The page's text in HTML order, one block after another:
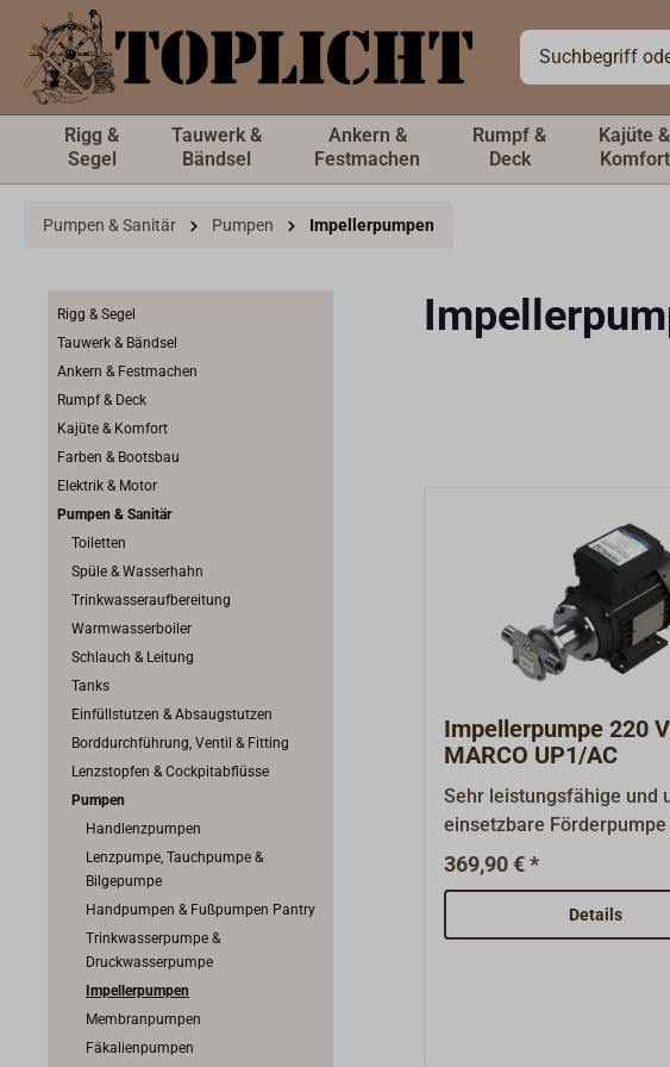
springen
Rigg &
Segel
Tauwerk &
Bändsel
Ankern &
Festmachen
Rumpf &
Deck
Kajüte &
Komfort
Pumpen & Sanitär Pumpen Impellerpumpen
Rigg & Segel
Tauwerk & Bändsel
Ankern & Festmachen
Rumpf & Deck
Kajüte & Komfort
Farben & Bootsbau
Elektrik & Motor
Pumpen & Sanitär
Toiletten
Spüle & Wasserhahn
Trinkwasseraufbereitung
Warmwasserboiler
Schlauch & Leitung
Tanks
Einfüllstutzen & Absaugstutzen
Borddurchführung, Ventil & Fitting
Lenzstopfen & Cockpitabflüsse
Pumpen
Handlenzpumpen
Lenzpumpe, Tauchpumpe &
Bilgepumpe
Handpumpen & Fußpumpen Pantry
Trinkwasserpumpe &
Druckwasserpumpe
Impellerpumpen
Membranpumpen
Fäkalienpumpen
Impellerpumpe 220
MARCO UP1/AC
Sehr leistungsfähige und
einsetzbare Förderpumpe
und Seewasser (auch mit
Verunreinigungen), mit
widerstandsfähigem
Impeller,
369,90 € *
Details